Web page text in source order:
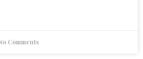
Comments